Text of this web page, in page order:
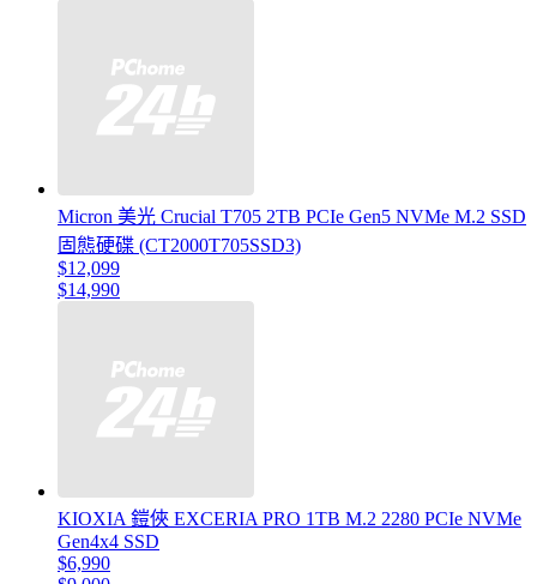
Micron 美光 Crucial T705 2TB PCIe Gen5 NVMe M.2 SSD
固態硬碟 (CT2000T705SSD3)
$12,099
$14,990
KIOXIA 鎧俠 EXCERIA PRO 1TB M.2 2280 PCIe NVMe
Gen4x4 SSD
$6,990